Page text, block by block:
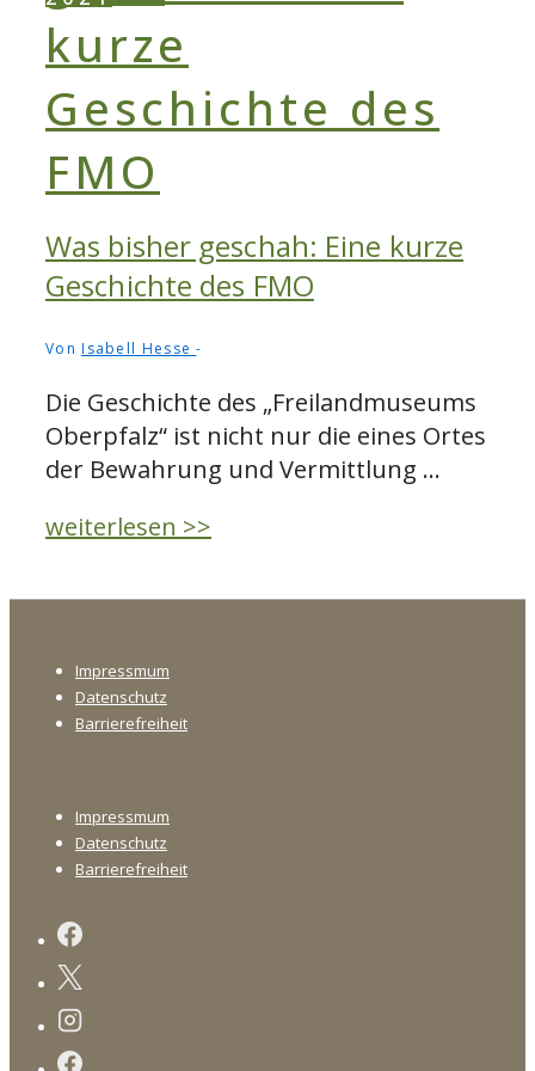
Was bisher geschah: Eine kurze
Geschichte des FMO
VonIsabell Hesse
Die Geschichte des „Freilandmuseums
Oberpfalz“ ist nicht nur die eines Ortes
der Bewahrung und Vermittlung …
Was
geschah:
kurze
Geschichte
des
weiterlesen >>
MenüImpressmum
Datenschutz
Barrierefreiheit
MenüImpressmum
Datenschutz
Barrierefreiheit